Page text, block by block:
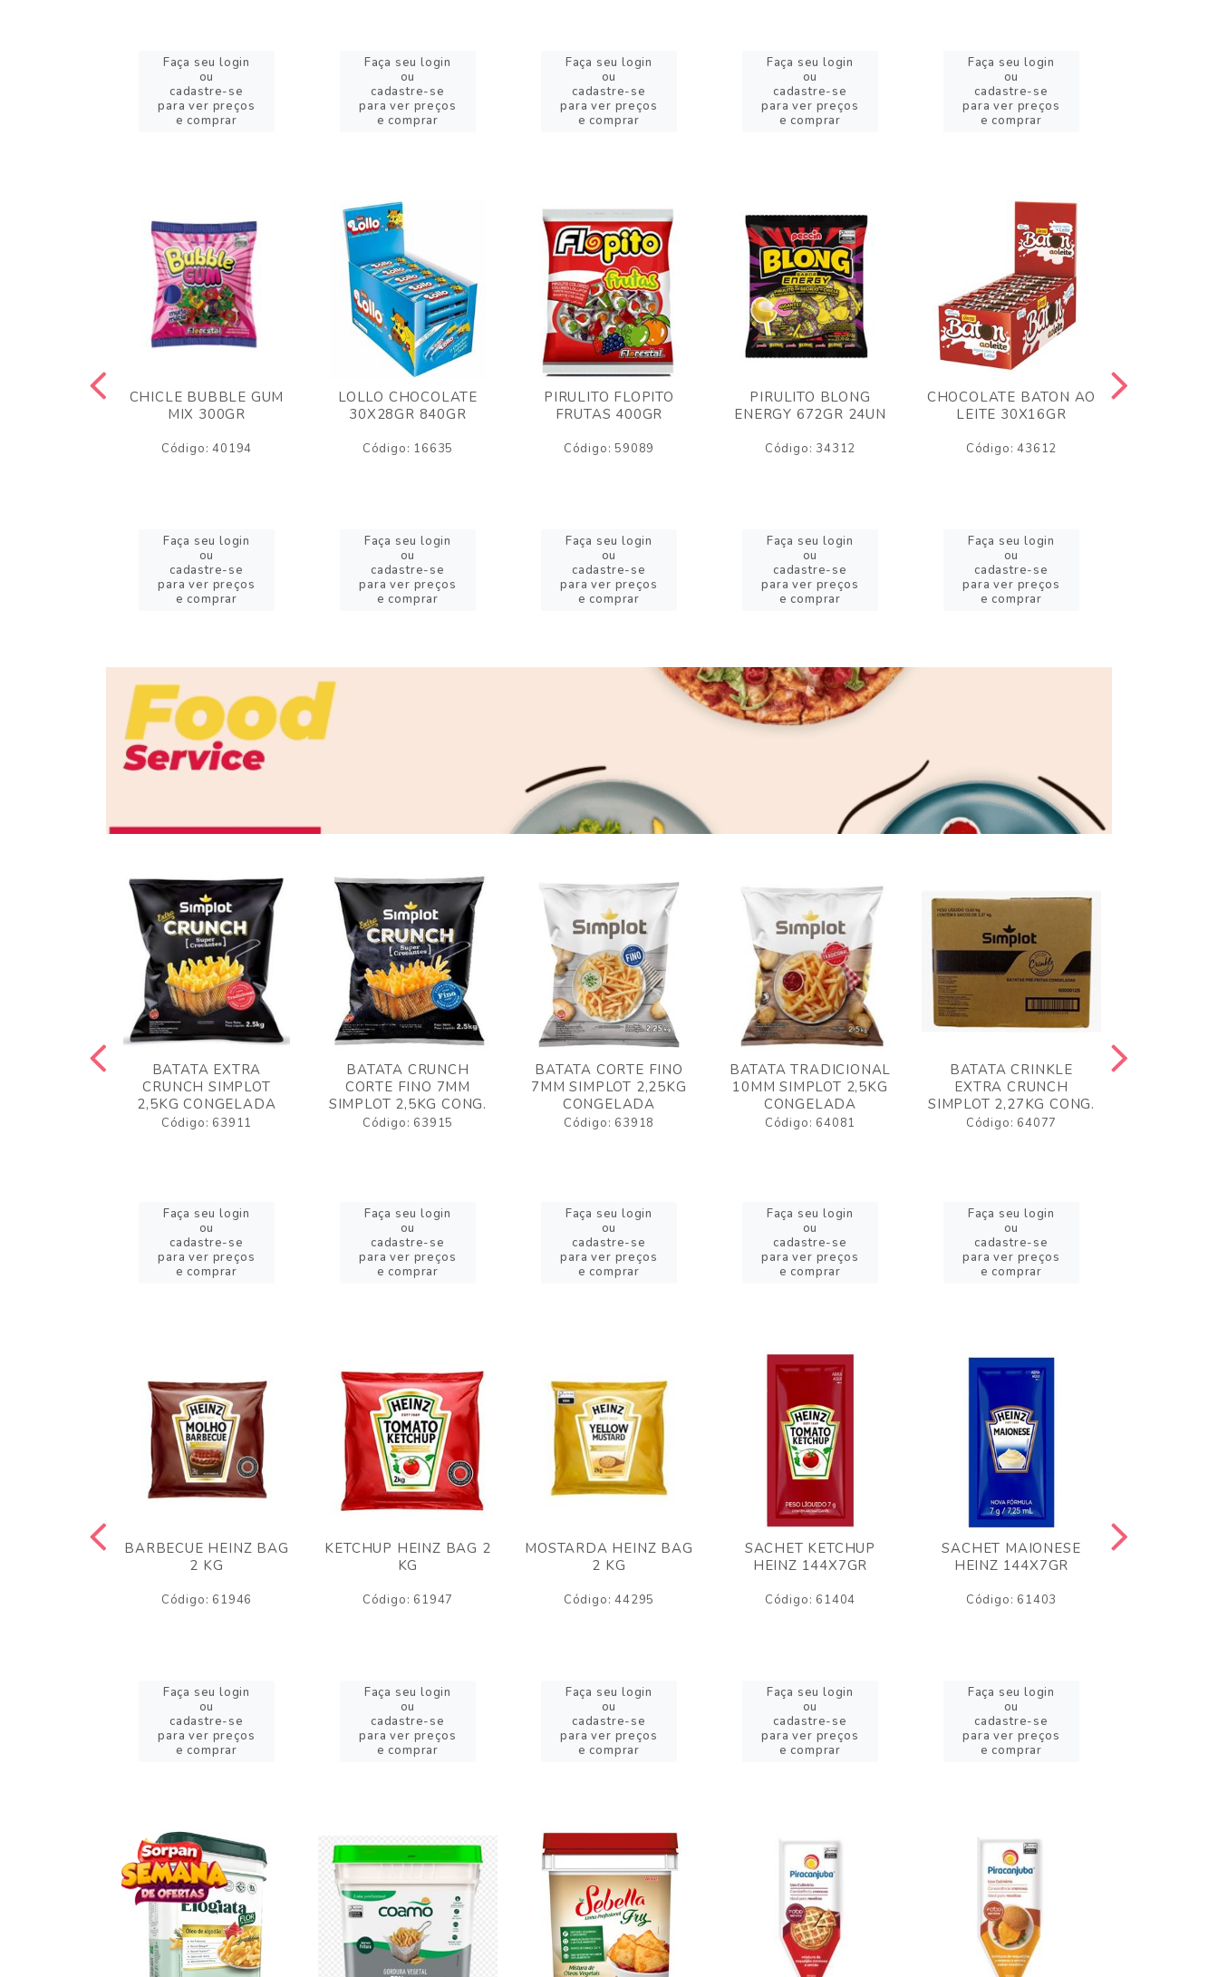
Faça seu login
ou
cadastre-se
para ver preços
e comprar
Faça seu login
ou
cadastre-se
para ver preços
e comprar
Faça seu login
ou
cadastre-se
para ver preços
e comprar
Faça seu login
ou
cadastre-se
para ver preços
e comprar
Faça seu login
ou
cadastre-se
para ver preços
e comprar
CHICLE BUBBLE GUM
MIX 300GR
Código: 40194
Faça seu login
ou
cadastre-se
para ver preços
e comprar
LOLLO CHOCOLATE
30X28GR 840GR
Código: 16635
Faça seu login
ou
cadastre-se
para ver preços
e comprar
PIRULITO FLOPITO
FRUTAS 400GR
Código: 59089
Faça seu login
ou
cadastre-se
para ver preços
e comprar
PIRULITO BLONG
ENERGY 672GR 24UN
Código: 34312
Faça seu login
ou
cadastre-se
para ver preços
e comprar
CHOCOLATE BATON AO
LEITE 30X16GR
Código: 43612
Faça seu login
ou
cadastre-se
para ver preços
e comprar
BATATA EXTRA
CRUNCH SIMPLOT
2,5KG CONGELADA
Código: 63911
Faça seu login
ou
cadastre-se
para ver preços
e comprar
BATATA CRUNCH
CORTE FINO 7MM
SIMPLOT 2,5KG CONG.
Código: 63915
Faça seu login
ou
cadastre-se
para ver preços
e comprar
BATATA CORTE FINO
7MM SIMPLOT 2,25KG
CONGELADA
Código: 63918
Faça seu login
ou
cadastre-se
para ver preços
e comprar
BATATA TRADICIONAL
10MM SIMPLOT 2,5KG
CONGELADA
Código: 64081
Faça seu login
ou
cadastre-se
para ver preços
e comprar
BATATA CRINKLE
EXTRA CRUNCH
SIMPLOT 2,27KG CONG.
Código: 64077
Faça seu login
ou
cadastre-se
para ver preços
e comprar
BARBECUE HEINZ BAG
2 KG
Código: 61946
Faça seu login
ou
cadastre-se
para ver preços
e comprar
KETCHUP HEINZ BAG 2
KG
Código: 61947
Faça seu login
ou
cadastre-se
para ver preços
e comprar
MOSTARDA HEINZ BAG
2 KG
Código: 44295
Faça seu login
ou
cadastre-se
para ver preços
e comprar
SACHET KETCHUP
HEINZ 144X7GR
Código: 61404
Faça seu login
ou
cadastre-se
para ver preços
e comprar
SACHET MAIONESE
HEINZ 144X7GR
Código: 61403
Faça seu login
ou
cadastre-se
para ver preços
e comprar